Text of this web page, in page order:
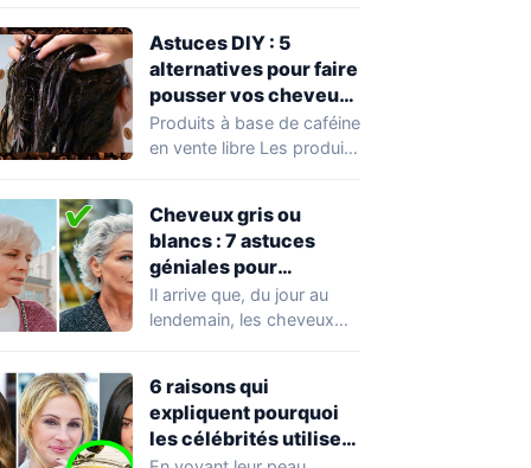
Astuces DIY : 5
alternatives pour faire
pousser vos cheveux
avec du café
Produits à base de caféine
en vente libre Les produits
Cheveux gris ou
blancs : 7 astuces
géniales pour
améliorer leur aspect
naturel
Il arrive que, du jour au
lendemain, les cheveux
6 raisons qui
expliquent pourquoi
les célébrités utilisent